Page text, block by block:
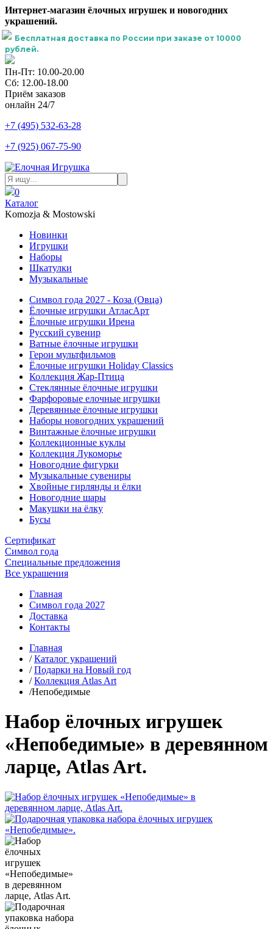
Интернет-магазин ёлочных игрушек и новогодних
украшений.
Бесплатная доставка по России при заказе от 10000
рублей.
Пн-Пт: 10.00-20.00
Сб: 12.00-18.00
Приём заказов
онлайн 24/7
+7 (495) 532-63-28
+7 (925) 067-75-90
0
Каталог
Komozja & Mostowski
Новинки
Игрушки
Наборы
Шкатулки
Музыкальные
Символ года 2027 - Коза (Овца)
Ёлочные игрушки АтласАрт
Ёлочные игрушки Ирена
Русский сувенир
Ватные ёлочные игрушки
Герои мультфильмов
Ёлочные игрушки Holiday Classics
Коллекция Жар-Птица
Стеклянные ёлочные игрушки
Фарфоровые елочные игрушки
Деревянные ёлочные игрушки
Наборы новогодних украшений
Винтажные ёлочные игрушки
Коллекционные куклы
Коллекция Лукоморье
Новогодние фигурки
Музыкальные сувениры
Хвойные гирлянды и ёлки
Новогодние шары
Макушки на ёлку
Бусы
Сертификат
Символ года
Специальные предложения
Все украшения
Главная
Символ года 2027
Доставка
Контакты
Главная
/Каталог украшений
/Подарки на Новый год
/Коллекция Atlas Art
/Непобедимые
Набор ёлочных игрушек
«Непобедимые» в деревянном
ларце, Atlas Art.